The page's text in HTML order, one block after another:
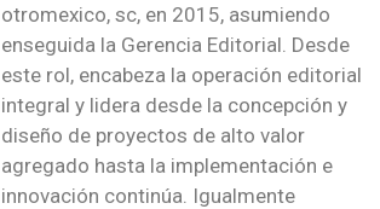
otromexico, sc, en 2015, asumiendo
enseguida la Gerencia Editorial. Desde
este rol, encabeza la operación editorial
integral y lidera desde la concepción y
diseño de proyectos de alto valor
agregado hasta la implementación e
innovación continúa. Igualmente